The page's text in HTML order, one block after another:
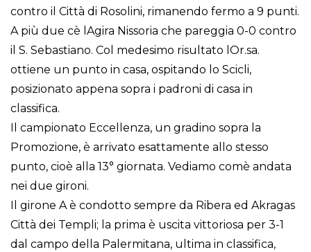
contro il Città di Rosolini, rimanendo fermo a 9 punti.
A più due cè lAgira Nissoria che pareggia 0-0 contro
il S. Sebastiano. Col medesimo risultato lOr.sa.
ottiene un punto in casa, ospitando lo Scicli,
posizionato appena sopra i padroni di casa in
classifica.
Il campionato Eccellenza, un gradino sopra la
Promozione, è arrivato esattamente allo stesso
punto, cioè alla 13° giornata. Vediamo comè andata
nei due gironi.
Il girone A è condotto sempre da Ribera ed Akragas
Città dei Templi; la prima è uscita vittoriosa per 3-1
dal campo della Palermitana, ultima in classifica,